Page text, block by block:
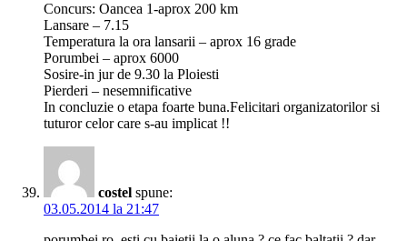
Concurs: Oancea 1-aprox 200 km
Lansare – 7.15
Temperatura la ora lansarii – aprox 16 grade
Porumbei – aprox 6000
Sosire-in jur de 9.30 la Ploiesti
Pierderi – nesemnificative
In concluzie o etapa foarte buna.Felicitari organizatorilor si
tuturor celor care s-au implicat !!
costel spune:
03.05.2014 la 21:47